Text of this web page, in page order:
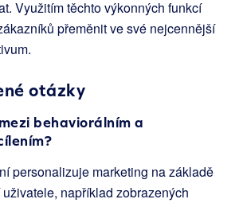
Využitím těchto výkonných funkcí
přeměnit ve své nejcennější
otázky
behaviorálním a
personalizuje marketing na základě
například zobrazených